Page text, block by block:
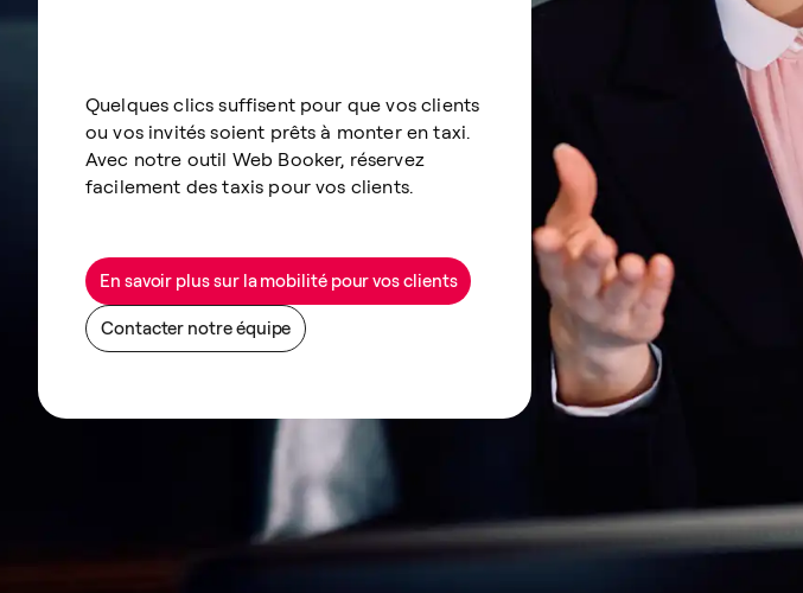
Quelques clics suffisent pour que vos clients
ou vos invités soient prêts à monter en taxi.
Avec notre outil Web Booker, réservez
facilement des taxis pour vos clients.
En savoir plus sur la mobilité pour vos clients
Contacter notre équipe